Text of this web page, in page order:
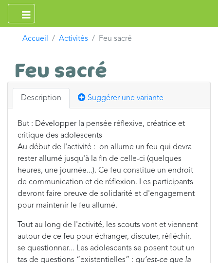
Accueil Activités Feu sacré
Feu sacré
Description Suggérer une variante
But : Développer la pensée réflexive, créatrice et
critique des adolescents
Au début de l'activité : on allume un feu qui devra
rester allumé jusqu'à la fin de celle-ci (quelques
heures, une journée...). Ce feu constitue un endroit
de communication et de réflexion. Les participants
devront faire preuve de solidarité et d'engagement
pour maintenir le feu allumé.
Tout au long de l'activité, les scouts vont et viennent
autour de ce feu pour échanger, discuter, réfléchir,
se questionner... Les adolescents se posent tout un
tas de questions “existentielles” : qu’est-ce que la